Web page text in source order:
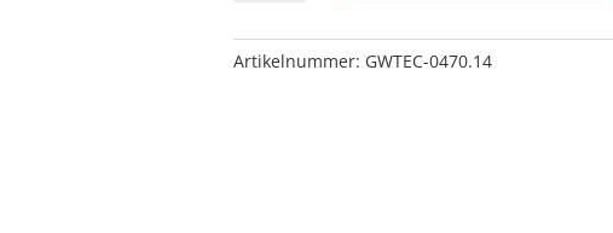
,Artikelnummer: GWTEC-0470.14